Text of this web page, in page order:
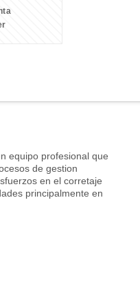
equipo profesional que
de gestion
en el corretaje
principalmente en